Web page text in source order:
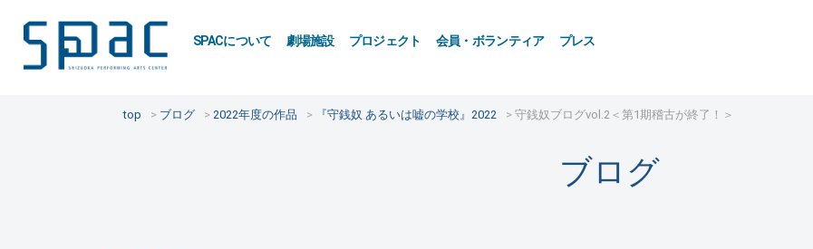
SPACについて 劇場施設 プロジェクト 会員・ボランティア プレス
top ブログ 2022年度の作品 『守銭奴 あるいは嘘の学校』2022 守銭奴ブログvol.2＜第1期稽古が終了！＞
ブログ